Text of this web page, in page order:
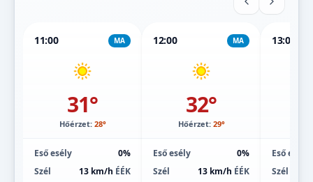
11:00 MA
31°
Hőérzet: 28°
Eső esély
0%
Szél
13 km/h ÉÉK
12:00 MA
32°
Hőérzet: 29°
Eső esély
0%
Szél
13 km/h ÉÉK
13:00
Eső esély
Szél